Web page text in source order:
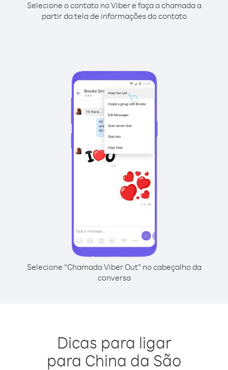
Selecione o contato no Viber e faça a chamada a
partir da tela de informações do contato
Selecione “Chamada Viber Out” no cabeçalho da
conversa
Dicas para ligar
para China da São